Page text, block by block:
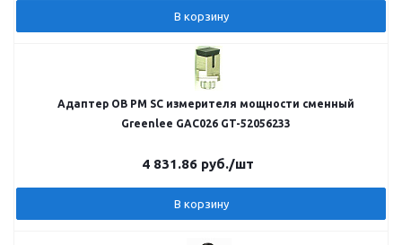
В корзину
Адаптер ОВ PM SC измерителя мощности сменный
Greenlee GAC026 GT-52056233
4 831.86 руб./шт
В корзину